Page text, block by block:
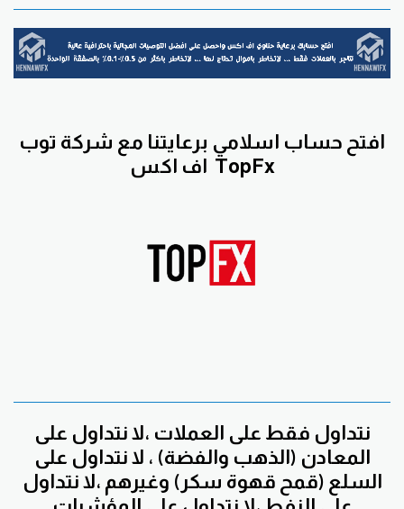
افتح حساب اسلامي برعايتنا مع شركة توب
اف اكس TopFx
نتداول فقط على العملات ،لا نتداول على
المعادن (الذهب والفضة) ، لا نتداول على
السلع (قمح قهوة سكر) وغيرهم ،لا نتداول